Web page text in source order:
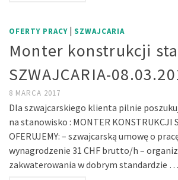
OFERTY PRACY | SZWAJCARIA
Monter konstrukcji
SZWAJCARIA-
8 MARCA 2017
Dla szwajcarskiego klienta pilnie
na stanowisko : MONTER KONSTRUKCJI
OFERUJEMY: – szwajcarską umowę o
wynagrodzenie 31 CHF brutto/h –
zakwaterowania w dobrym standardzie …